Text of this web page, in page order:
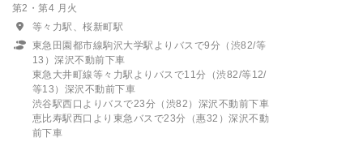
第2・第4 月火
等々力駅、桜新町駅
東急田園都市線駒沢大学駅よりバスで9分（渋82/等
13）深沢不動前下車
東急大井町線等々力駅よりバスで11分（渋82/等12/
等13）深沢不動前下車
渋谷駅西口よりバスで23分（渋82）深沢不動前下車
恵比寿駅西口より東急バスで23分（惠32）深沢不動
前下車